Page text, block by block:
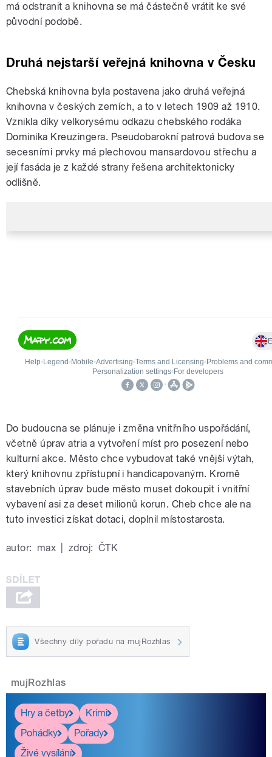
má odstranit a knihovna se má částečně vrátit ke své
původní podobě.
Druhá nejstarší veřejná knihovna v Česku
Chebská knihovna byla postavena jako druhá veřejná
knihovna v českých zemích, a to v letech 1909 až 1910.
Vznikla díky velkorysému odkazu chebského rodáka
Dominika Kreuzingera. Pseudobarokní patrová budova se
secesními prvky má plechovou mansardovou střechu a
její fasáda jez každé strany řešena architektonicky
odlišně.
Do budoucna se plánuje i změna vnitřního uspořádání,
včetně úprav atria a vytvoření míst pro posezení nebo
kulturní akce. Město chce vybudovat také vnější výtah,
který knihovnu zpřístupní i handicapovaným. Kromě
stavebních úprav bude město muset dokoupit i vnitřní
vybavení asi za deset milionů korun. Cheb chce ale na
tuto investici získat dotaci, doplnil místostarosta.
autor: max zdroj: ČTK
Všechny díly pořadu na mujRozhlas
mujRozhlas
Hry a četby
Krimi
Pohádky
Pořady
Živé vysílání